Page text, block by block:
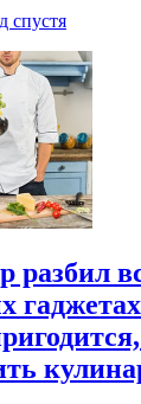
спустя
разбил